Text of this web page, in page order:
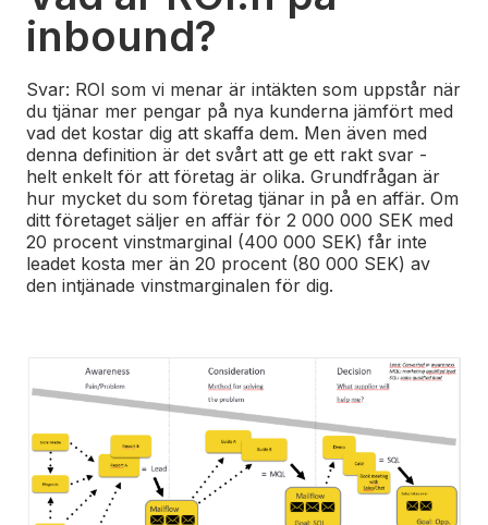
inbound?
Svar: ROI som vi menar är intäkten som uppstår när
du tjänar mer pengar på nya kunderna jämfört med
vad det kostar dig att skaffa dem. Men även med
denna definition är det svårt att ge ett rakt svar -
helt enkelt för att företag är olika. Grundfrågan är
hur mycket du som företag tjänar in på en affär. Om
ditt företaget säljer en affär för 2 000 000 SEK med
20 procent vinstmarginal (400 000 SEK) får inte
leadet kosta mer än 20 procent (80 000 SEK) av
den intjänade vinstmarginalen för dig.